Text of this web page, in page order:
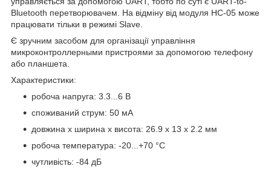
Bluetooth перетворювачем. На відміну від модуля HC-05 може
працювати тільки в режимі Slave.
Є зручним засобом для організації управління
микроконтроллерными пристроями за допомогою телефону
або планшета.
Характеристики:
робоча напруга: 3.3...6 В
споживаний струм: 50 мА
довжина х ширина х висота: 26.9 x 13 x 2.2 мм
робоча температура: -20...+70 °С
чутливість: -84 дБ